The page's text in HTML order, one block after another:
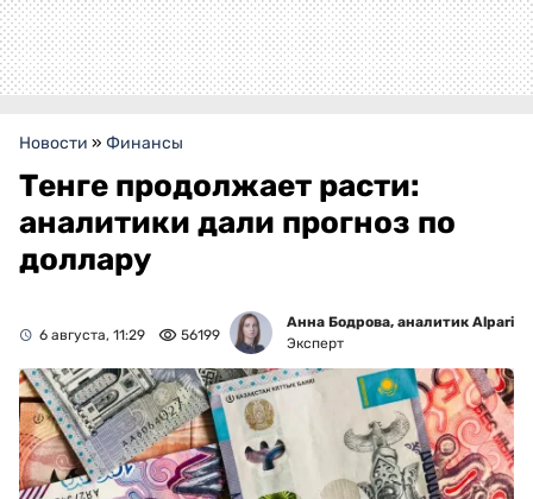
Новости » Финансы
Тенге продолжает расти:
аналитики дали прогноз по
доллару
6 августа, 11:29 56199
Анна Бодрова, аналитик Alpari
Эксперт